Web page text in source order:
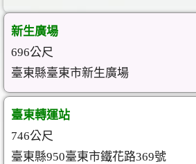
新生廣場
696公尺
臺東縣臺東市新生廣場
臺東轉運站
746公尺
臺東縣950臺東市鐵花路369號